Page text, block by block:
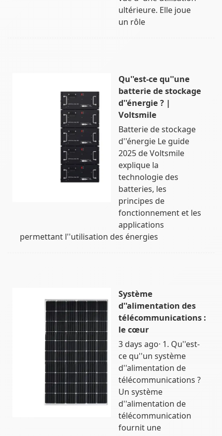
ultérieure. Elle joue
un rôle
Qu''est-ce qu''une
batterie de stockage
d''énergie ? |
Voltsmile
Batterie de stockage
d''énergie Le guide
2025 de Voltsmile
explique la
technologie des
batteries, les
principes de
fonctionnement et les
applications
permettant l''utilisation des énergies
Système
d''alimentation des
télécommunications :
le cœur
3 days ago· 1. Qu''est-
ce qu''un système
d''alimentation de
télécommunications ?
Un système
d''alimentation de
télécommunication
fournit une